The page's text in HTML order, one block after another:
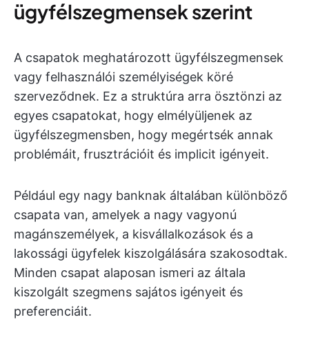
ügyfélszegmensek szerint
A csapatok meghatározott ügyfélszegmensek
vagy felhasználói személyiségek köré
szerveződnek. Ez a struktúra arra ösztönzi az
egyes csapatokat, hogy elmélyüljenek az
ügyfélszegmensben, hogy megértsék annak
problémáit, frusztrációit és implicit igényeit.
Például egy nagy banknak általában különböző
csapata van, amelyek a nagy vagyonú
magánszemélyek, a kisvállalkozások és a
lakossági ügyfelek kiszolgálására szakosodtak.
Minden csapat alaposan ismeri az általa
kiszolgált szegmens sajátos igényeit és
preferenciáit.